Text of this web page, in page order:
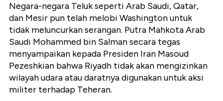
Negara-negara Teluk seperti Arab Saudi, Qatar,
dan Mesir pun telah melobi Washington untuk
tidak meluncurkan serangan. Putra Mahkota Arab
Saudi Mohammed bin Salman secara tegas
menyampaikan kepada Presiden Iran Masoud
Pezeshkian bahwa Riyadh tidak akan mengizinkan
wilayah udara atau daratnya digunakan untuk aksi
militer terhadap Teheran.